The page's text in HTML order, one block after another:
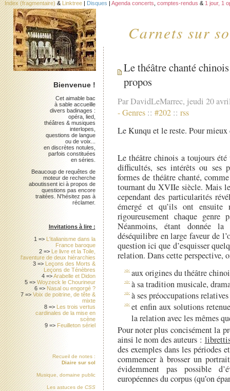
Carnets sur
Index (fragmentaire) & Linktree | Disques | Agenda concerts comptes-rendus & 1 jour, 1
Le théâtre chanté
propos
Par DavidLeMarrec, jeudi 20
-Genres :: #202 :: rss
Le Kunqu et le reste. Pour
Le théâtre chinois a toujours
difficultés, ses intérêts ou ses
formes de théâtre chanté,
tournant du XVIIe siècle. Mais
cependant des particularités
émergé et qu’ils ont ensuite
rigoureusement chaque
Néanmoins, étant donnée
déséquilibre en large faveur de
question ici que d’esquisser
relation. Dans cette perspective,
aux origines du théâtre
à sa tradition musicale,
à ses préoccupations
et enfin aux solutions
la relation avec les mêmes
Pour noter plus concisément la
ainsi le nom des auteurs :
des exemples dans les périodes
commencer à brosser un
évidemment pas possible
européennes du corpus (qu’on
Bienvenue !
Cet aimable bac
à sable accueille
divers badinages :
opéra, lied,
théâtres & musiques
interlopes,
questions de langue
ou de voix...
en discrètes notules,
parfois constituées
en séries.
Beaucoup de requêtes de
moteur de recherche
aboutissent ici à propos de
questions pas encore
traitées. N'hésitez pas à
réclamer.
Invitations à lire :
1 => L'italianisme dans la
France baroque
2 => Le livre et la Toile,
l'aventure de deux hiérarchies
3 => Leçons des Morts &
Leçons de Ténèbres
4 =>Arabelle et Didon
5 =>Woyzeck le Chourineur
6 => Nasal ou engorgé ?
7 =>Voix de poitrine, de tête &
mixte
8 => Les trois vertus
cardinales de la mise en
scène
9 => Feuilleton sériel
Recueil de notes :
Diaire sur sol
Musique, domaine public
Les astuces de CSS